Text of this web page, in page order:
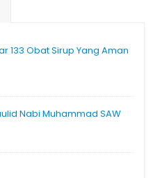
133 Obat Sirup Yang Aman
Nabi Muhammad SAW